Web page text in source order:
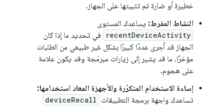
خطيرة أو ضارة تم تثبيتها على الجهاز.
النشاط المفرط: يساعدك المستوى
recentDeviceActivity
في تحديد ما إذا كان
الجهاز قد أجرى عددًا كبيرًا بشكل غير طبيعي من الطلبات
مؤخرًا، ما قد يشير إلى زيارات مبرمَجة وقد يكون علامة
على هجوم.
إساءة الاستخدام المتكرّرة والأجهزة المعاد استخدامها:
تساعدك واجهة برمجة التطبيقات deviceRecall